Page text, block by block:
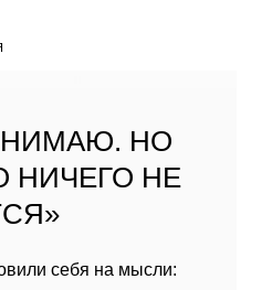
НО
НИЧЕГО НЕ
себя на мысли: